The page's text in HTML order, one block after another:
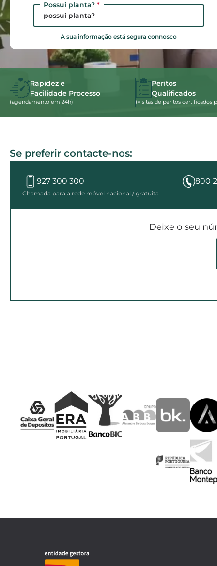
Possui planta? *
possui planta?
A sua informação está segura connosco
Rapidez e
Facilidade Processo
(agendamento em 24h)
Peritos
Qualificados
(visitas de peritos certificados
Se preferir contacte-nos:
927 300 300 800
Chamada para a rede móvel nacional / gratuita
Deixe o seu